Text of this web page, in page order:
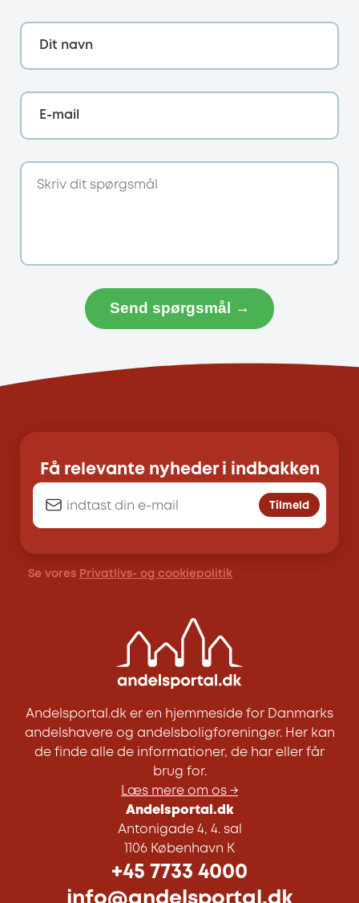
Dit navn
E-mail
Send spørgsmål →
Få relevante nyheder i indbakken
Tilmeld
Se vores Privatlivs- og cookiepolitik
Andelsportal.dk er en hjemmeside for Danmarks
andelshavere og andelsboligforeninger. Her kan
de finde alle de informationer, de har eller får
brug for.
Læs mere om os →
Andelsportal.dk
Antonigade 4, 4. sal
1106 København K
+45 7733 4000
info@andelsportal.dk